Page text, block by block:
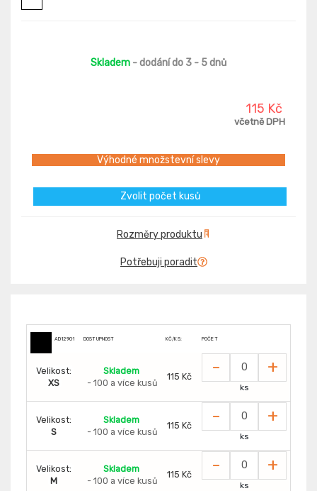
Skladem - dodání do 3 - 5 dnů
115 Kč
včetně DPH
Výhodné množstevní slevy
Zvolit počet kusů
Rozměry produktu
Potřebuji poradit
AD12901 DOSTUPNOST KČ/KS: POČET
Velikost:
XS
Skladem
- 100 a více kusů
115 Kč - +
ks
Velikost:
S
Skladem
- 100 a více kusů
115 Kč - +
ks
Velikost:
M
Skladem
- 100 a více kusů
115 Kč - +
ks